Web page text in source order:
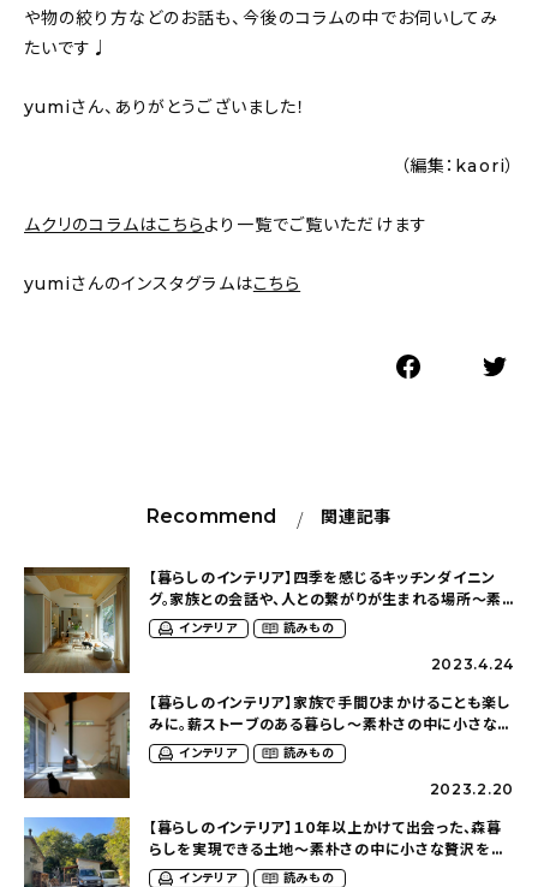
や物の絞り方などのお話も、今後のコラムの中でお伺いしてみ
たいです♩
yumiさん、ありがとうございました！
（編集：kaori）
ムクリのコラムはこちらより一覧でご覧いただけます
yumiさんのインスタグラムはこちら
Recommend 関連記事
【暮らしのインテリア】四季を感じるキッチンダイニン
グ。家族との会話や、人との繋がりが生まれる場所〜素
朴さの中に小さな贅沢を散りばめた２１坪の平屋
（hy___home21さん）
インテリア 読みもの
2023.4.24
【暮らしのインテリア】家族で手間ひまかけることも楽し
みに。薪ストーブのある暮らし〜素朴さの中に小さな贅
沢を散りばめた２１坪の平屋（hy___home21さん）
インテリア 読みもの
2023.2.20
【暮らしのインテリア】１０年以上かけて出会った、森暮
らしを実現できる土地〜素朴さの中に小さな贅沢を散
りばめた２１坪の平屋（hy___home21さん）
インテリア 読みもの